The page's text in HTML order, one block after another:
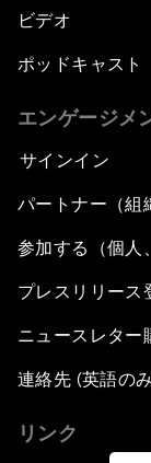
ビデオ
ポッドキャスト
エンゲージメ
サインイン
パートナー（組
参加する（個人
プレスリリース
ニュースレター
連絡先 (英語の
リンク